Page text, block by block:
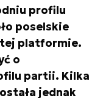
profilu
poselskie
platformie.
o
partii. Kilka
jednak